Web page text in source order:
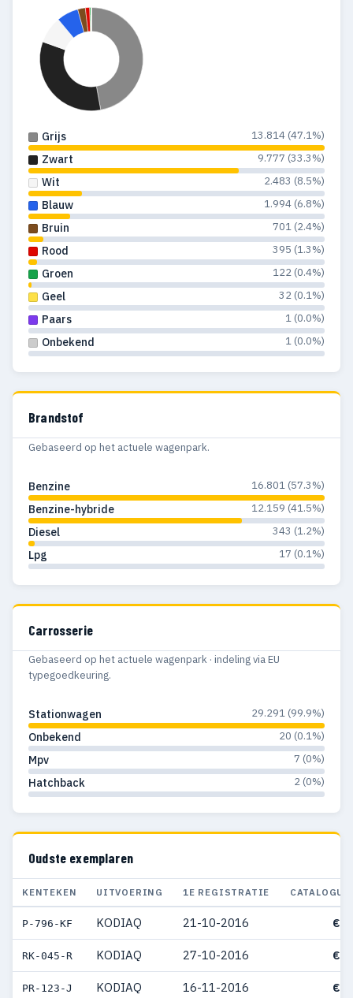
Grijs 13.814 (47.1%)
Zwart 9.777 (33.3%)
Wit 2.483 (8.5%)
Blauw 1.994 (6.8%)
Bruin 701 (2.4%)
Rood 395 (1.3%)
Groen 122 (0.4%)
Geel 32 (0.1%)
Paars 1 (0.0%)
Onbekend 1 (0.0%)
Brandstof
Gebaseerd op het actuele wagenpark.
Benzine 16.801 (57.3%)
Benzine-hybride 12.159 (41.5%)
Diesel 343 (1.2%)
Lpg 17 (0.1%)
Carrosserie
Gebaseerd op het actuele wagenpark · indeling via EU
typegoedkeuring.
Stationwagen 29.291 (99.9%)
Onbekend 20 (0.1%)
Mpv 7 (0%)
Hatchback 2 (0%)
Oudste exemplaren
KENTEKEN UITVOERING 1E REGISTRATIE
P-796-KF KODIAQ 21-10-2016 €
RK-045-R KODIAQ 27-10-2016 €
PR-123-J KODIAQ 16-11-2016 €